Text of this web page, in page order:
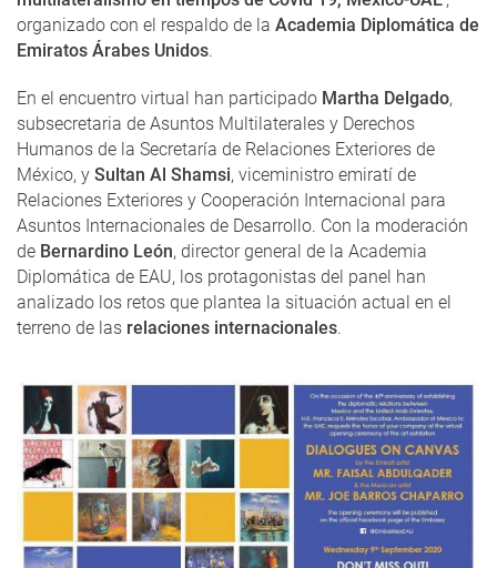
organizado con el respaldo de la Academia Diplomática de
Emiratos Árabes Unidos.
En el encuentro virtual han participado Martha Delgado,
subsecretaria de Asuntos Multilaterales y Derechos
Humanos de la Secretaría de Relaciones Exteriores de
México, y Sultan Al Shamsi, viceministro emiratí de
Relaciones Exteriores y Cooperación Internacional para
Asuntos Internacionales de Desarrollo. Con la moderación
de Bernardino León, director general de la Academia
Diplomática de EAU, los protagonistas del panel han
analizado los retos que plantea la situación actual en el
terreno de las relaciones internacionales.